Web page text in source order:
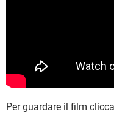
Per guardare il film